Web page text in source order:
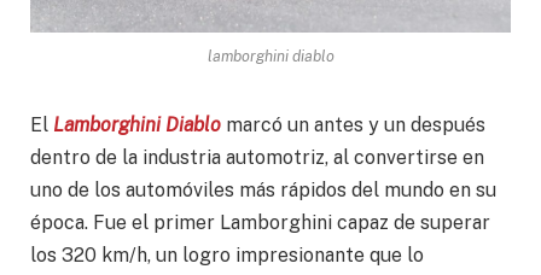
lamborghini diablo
El Lamborghini Diablo marcó un antes y un después
dentro de la industria automotriz, al convertirse en
uno de los automóviles más rápidos del mundo en su
época. Fue el primer Lamborghini capaz de superar
los 320 km/h, un logro impresionante que lo